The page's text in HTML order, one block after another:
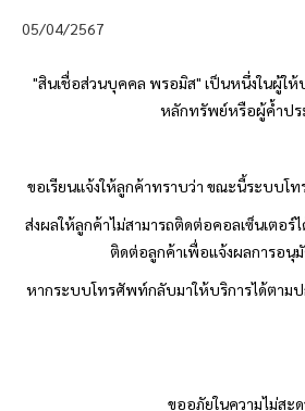
05/04/2567
"สินเชื่อส่วนบุคคล พรอมิส" เป็นหนึ่งในผู้ให้
หลักทรัพย์หรือผู้ค้ำปร
ขอเรียนแจ้งให้ลูกค้าทราบว่า ขณะนี้ระบบโ
ส่งผลให้ลูกค้าไม่สามารถติดต่อคอลเซ็นเตอร์
ติดต่อลูกค้าเพื่อแจ้งผลการอนุมั
หากระบบโทรศัพท์กลับมาให้บริการได้ตาม
ขออภัยในความไม่สะ